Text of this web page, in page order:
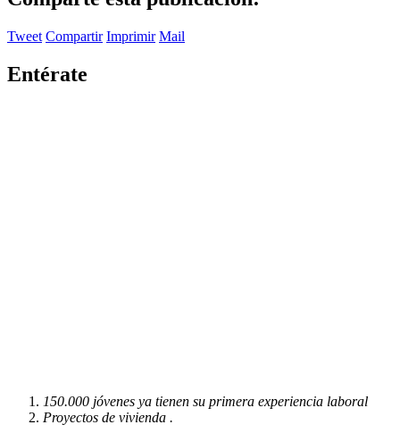
Tweet Compartir Imprimir Mail
Entérate
150.000 jóvenes ya tienen su primera experiencia laboral
Proyectos de vivienda .